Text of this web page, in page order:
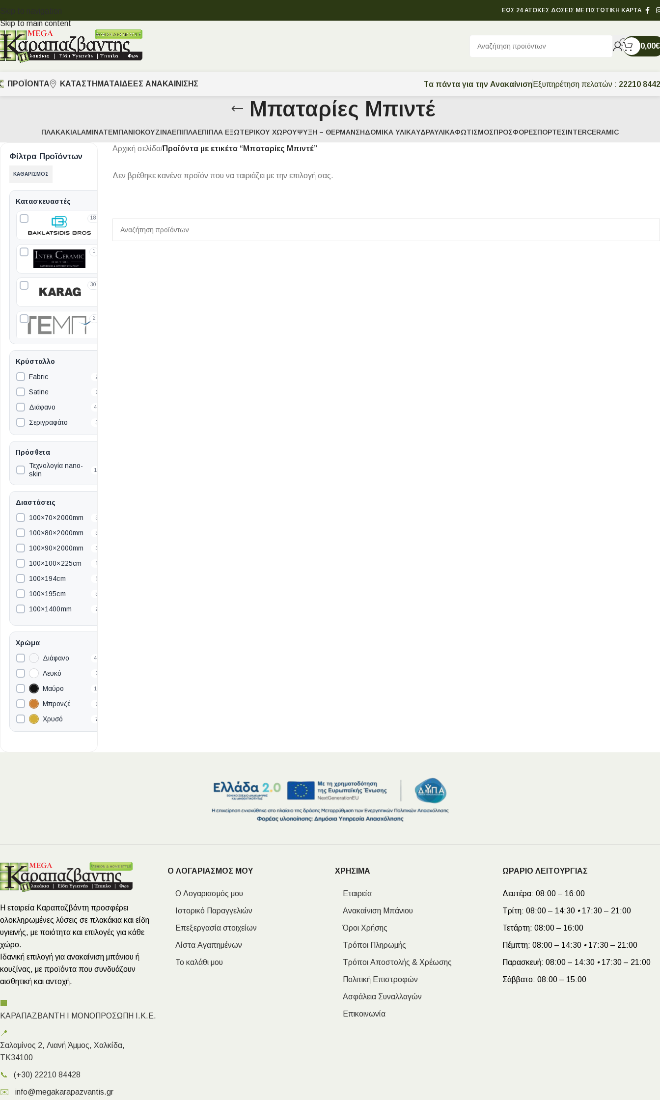
Skip to navigation
Skip to main content
ΕΩΣ 24 ΑΤΟΚΕΣ ΔΟΣΕΙΣ ΜΕ ΠΙΣΤΩΤΙΚΗ ΚΑΡΤΑ
0,00€
ΠΡΟΪΟΝΤΑ
ΕΙΔΟΣ ΠΛΑΚΙΔΙΩΝ
Κουζίνας
Εσωτερικού Χώρου
Τοίχου - Δαπέδου Μπάνιου
Πισίνας
Επένδυσης Τοίχου
Ψηφίδες
Ειδικά Τεμάχια
ΚΑΤΑΣΤΗΜΑΤΑ ΙΔΈΕΣ ΑΝΑΚΑΊΝΙΣΗΣ Tα πάντα για την Ανακαίνιση Εξυπηρέτηση πελατών : 22210
Μπαταρίες Μπιντέ
ΠΛΑΚΆΚΙΑLAMINATEΜΠΆΝΙΟΚΟΥΖΊΝΑΈΠΙΠΛΑΈΠΙΠΛΑ ΕΞΩΤΕΡΙΚΟΎ ΧΏΡΟΥΨΎΞΗ – ΘΈΡΜΑΝΣΗΔΟΜΙΚΆ ΥΛΙΚΆΥΔΡΑΥΛΙΚΆΦΩΤΙΣΜΌΣΠΡΟΣΦΟΡΈΣΠΌΡΤΕΣINTERCERAMIC
Φίλτρα Προϊόντων
ΚΑΘΑΡΙΣΜΌΣ
Κατασκευαστές
18
1
30
2
Χρώμα
Διάφανο
42
Λευκό 2
Μαύρο 19
Μπρονζέ 1
Χρυσό 7
Κρύσταλλο
Fabric
2
Satine 1
Διάφανο 42
Σεριγραφάτο 3
Πρόσθετα
Τεχνολογία nano-
skin
19
Διαστάσεις
100×70×2000mm
3
100×80×2000mm 3
100×90×2000mm 3
100×100×225cm 1
100×194cm 1
100×195cm 3
100×1400mm 2
100×1800mm 4
100×1950mm
100×2000mm
Αρχική σελίδα/Προϊόντα με ετικέτα “Μπαταρίες Μπιντέ”
Δεν βρέθηκε κανένα προϊόν που να ταιριάζει με την επιλογή σας.
Η εταιρεία Καραπαζβάντη προσφέρει
ολοκληρωμένες λύσεις σε πλακάκια και είδη
υγιεινής, με ποιότητα και επιλογές για κάθε
χώρο.
Ιδανική επιλογή για ανακαίνιση μπάνιου ή
κουζίνας, με προϊόντα που συνδυάζουν
αισθητική και αντοχή.
🏢
ΚΑΡΑΠΑΖΒΑΝΤΗ Ι ΜΟΝΟΠΡΟΣΩΠΗ Ι.Κ.Ε.
📍
Σαλαμίνος 2, Λιανή Άμμος, Χαλκίδα,
ΤΚ34100
📞 (+30) 22210 84428
✉️ info@megakarapazvantis.gr
Ο ΛΟΓΑΡΙΑΣΜΟΣ ΜΟΥ
Ο Λογαριασμός μου
Ιστορικό Παραγγελιών
Επεξεργασία στοιχείων
Λίστα Αγαπημένων
Το καλάθι μου
ΧΡΗΣΙΜΑ
Εταιρεία
Ανακαίνιση Μπάνιου
Όροι Χρήσης
Τρόποι Πληρωμής
Τρόποι Αποστολής & Χρέωσης
Πολιτική Επιστροφών
Ασφάλεια Συναλλαγών
Επικοινωνία
ΩΡΑΡΙΟ ΛΕΙΤΟΥΡΓΙΑΣ
Δευτέρα: 08:00 – 16:00
Τρίτη: 08:00 – 14:30 •17:30 – 21:00
Τετάρτη: 08:00 – 16:00
Πέμπτη: 08:00 – 14:30 •17:30 – 21:00
Παρασκευή: 08:00 – 14:30 •17:30 – 21:00
Σάββατο: 08:00 – 15:00